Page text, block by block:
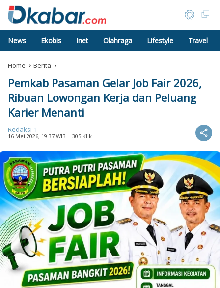
News Ekobis Inet Olahraga Lifestyle Travel
Home Berita
Pemkab Pasaman Gelar Job Fair 2026,
Ribuan Lowongan Kerja dan Peluang
Karier Menanti
Redaksi-1
16 Mei 2026, 19:37 WIB | 305 Klik